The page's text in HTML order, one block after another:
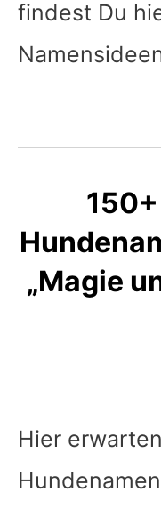
findest Du
„Magie
Hier